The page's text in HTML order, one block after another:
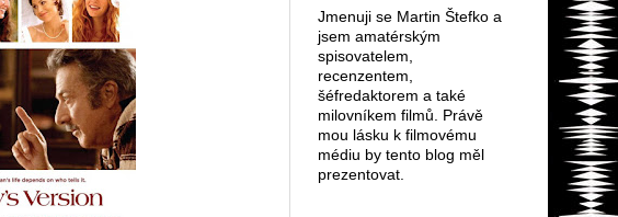
Jmenuji se Martin Štefko a
jsem amatérským
spisovatelem,
recenzentem,
šéfredaktorem a také
milovníkem filmů. Právě
mou lásku k filmovému
médiu by tento blog měl
prezentovat.